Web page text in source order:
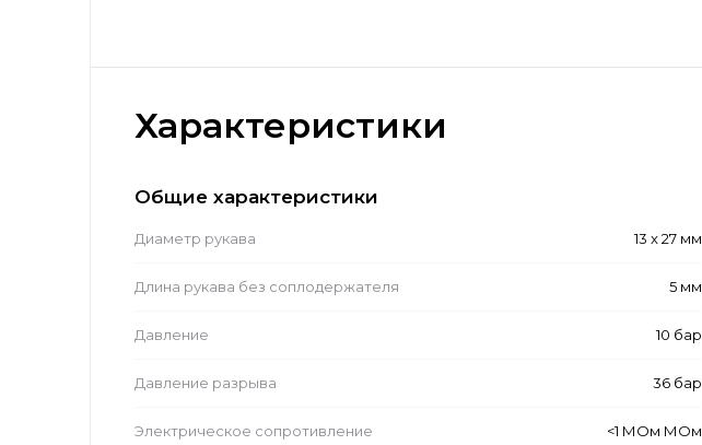
Характеристики
Общие характеристики
Диаметр рукава 13 x 27 мм
Длина рукава без соплодержателя 5 мм
Давление 10 бар
Давление разрыва 36 бар
Электрическое сопротивление <1 МОм МОм